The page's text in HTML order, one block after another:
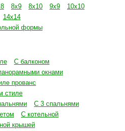
8х9 8х10 9х9
10х10
14х14
формы
С балконом
окнами
прованс
стиле
С 3 спальнями
С котельной
крышей